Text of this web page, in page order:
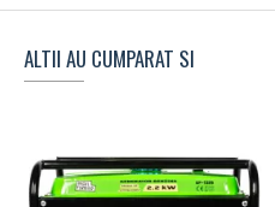
ALTII AU CUMPARAT SI